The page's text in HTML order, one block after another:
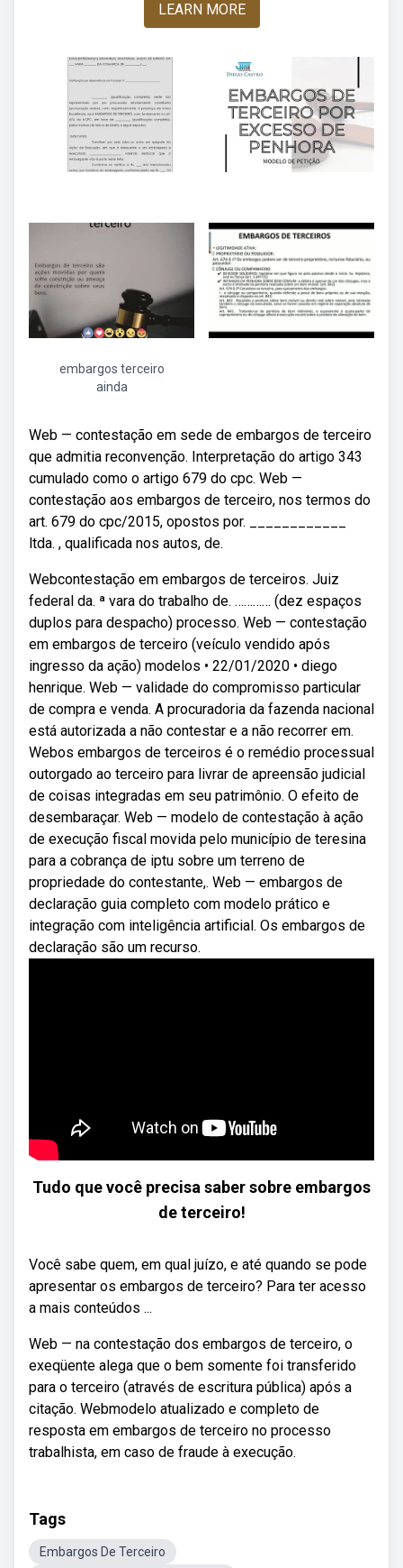
LEARN MORE
embargos terceiro
ainda
Web — contestação em sede de embargos de terceiro
que admitia reconvenção. Interpretação do artigo 343
cumulado como o artigo 679 do cpc. Web —
contestação aos embargos de terceiro, nos termos do
art. 679 do cpc/2015, opostos por. ____________
ltda. , qualificada nos autos, de.
Webcontestação em embargos de terceiros. Juiz
federal da. ª vara do trabalho de. ………… (dez espaços
duplos para despacho) processo. Web — contestação
em embargos de terceiro (veículo vendido após
ingresso da ação) modelos • 22/01/2020 • diego
henrique. Web — validade do compromisso particular
de compra e venda. A procuradoria da fazenda nacional
está autorizada a não contestar e a não recorrer em.
Webos embargos de terceiros é o remédio processual
outorgado ao terceiro para livrar de apreensão judicial
de coisas integradas em seu patrimônio. O efeito de
desembaraçar. Web — modelo de contestação à ação
de execução fiscal movida pelo município de teresina
para a cobrança de iptu sobre um terreno de
propriedade do contestante,. Web — embargos de
declaração guia completo com modelo prático e
integração com inteligência artificial. Os embargos de
declaração são um recurso.
Tudo que você precisa saber sobre embargos
de terceiro!
Você sabe quem, em qual juízo, e até quando se pode
apresentar os embargos de terceiro? Para ter acesso
a mais conteúdos ...
Web — na contestação dos embargos de terceiro, o
exeqüente alega que o bem somente foi transferido
para o terceiro (através de escritura pública) após a
citação. Webmodelo atualizado e completo de
resposta em embargos de terceiro no processo
trabalhista, em caso de fraude à execução.
Tags
Embargos De Terceiro